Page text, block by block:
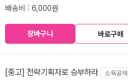
배송비 : 6,000원
장바구니 바로구매
[중고] 전략기획자로 승부하라 소득공제